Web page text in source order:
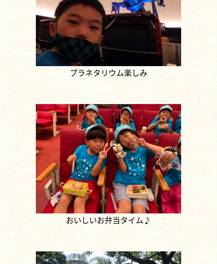
プラネタリウム楽しみ
おいしいお弁当タイム♪